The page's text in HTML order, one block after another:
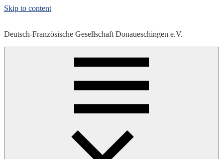
Skip to content
Deutsch-Französische Gesellschaft Donaueschingen e.V.